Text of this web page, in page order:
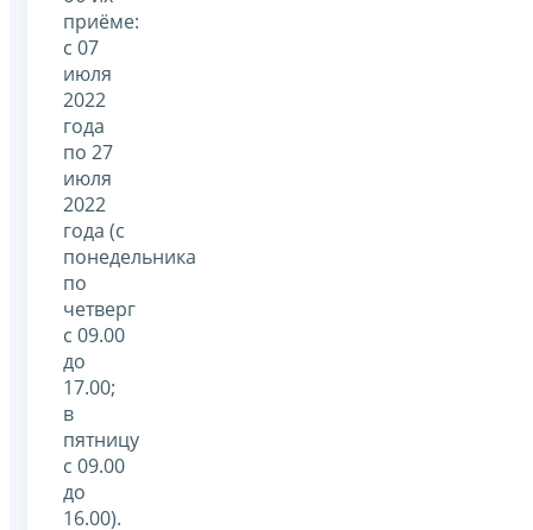
приёме:
с 07
июля
2022
года
по 27
июля
2022
года (с
понедельника
по
четверг
с 09.00
до
17.00;
в
пятницу
с 09.00
до
16.00).